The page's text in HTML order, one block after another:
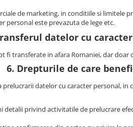
de marketing, in conditiile si limitele
personal este prevazuta de lege etc.
datelor cu
fi transferate in afara Romaniei, dar doar
6. Drepturile de care
datelor cu caracter personal,
detalii privind activitatile de prelucrare